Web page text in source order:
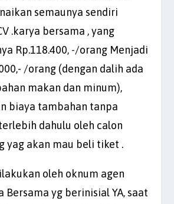
semaunya sendiri
.karya bersama , yang
Rp.118.400, -/orang Menjadi
/orang (dengan dalih ada
makan dan minum),
biaya tambahan tanpa
dahulu oleh calon
yag akan mau beli tiket .
oleh oknum agen
Bersama yg berinisial YA, saat